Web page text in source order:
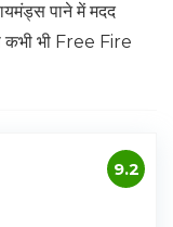
पाने में मदद
कभी भी Free Fire
9.2